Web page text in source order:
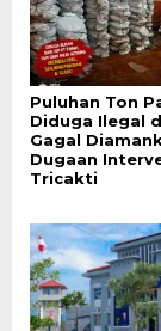
Puluhan Ton
Diduga Ilegal
Gagal
Dugaan
Tricakti